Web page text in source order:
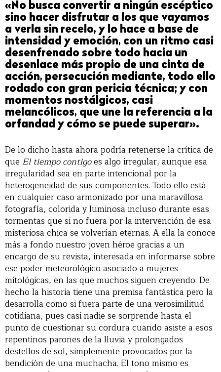
«No busca convertir a ningún escéptico
sino hacer disfrutar a los que vayamos
a verla sin recelo, y lo hace a base de
intensidad y emoción, con un ritmo casi
desenfrenado sobre todo hacia un
desenlace más propio de una cinta de
acción, persecución mediante, todo ello
rodado con gran pericia técnica; y con
momentos nostálgicos, casi
melancólicos, que une la referencia a la
orfandad y cómo se puede superar».
De lo dicho hasta ahora podría retenerse la crítica de
que El tiempo contigoes algo irregular, aunque esa
irregularidad sea en parte intencional por la
heterogeneidad de sus componentes. Todo ello está
en cualquier caso armonizado por una maravillosa
fotografía, colorida y luminosa incluso durante esas
tormentas que si no fuera por la intervención de esa
misteriosa chica se volverían eternas. A ella la conoce
más a fondo nuestro joven héroe gracias a un
encargo de su revista, interesada en informarse sobre
ese poder meteorológico asociado a mujeres
mitológicas, en las que muchos siguen creyendo. De
hecho la historia tiene una premisa fantástica pero la
desarrolla como si fuera parte de una verosimilitud
cotidiana, pues casi nadie se sorprende hasta el
punto de cuestionar su cordura cuando asiste a esos
repentinos parones de la lluvia y prolongados
destellos de sol, simplemente provocados por la
bendición de una muchacha. El tono mismo es